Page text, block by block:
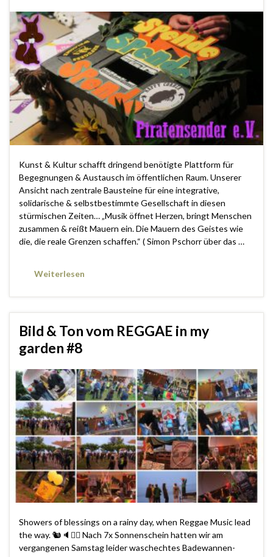
Kunst & Kultur schafft dringend benötigte Plattform für
Begegnungen & Austausch im öffentlichen Raum. Unserer
Ansicht nach zentrale Bausteine für eine integrative,
solidarische & selbstbestimmte Gesellschaft in diesen
stürmischen Zeiten… „Musik öffnet Herzen, bringt Menschen
zusammen & reißt Mauern ein. Die Mauern des Geistes wie
die, die reale Grenzen schaffen.“ ( Simon Pschorr über das …
Weiterlesen
Bild & Ton vom REGGAE in my
garden #8
Showers of blessings on a rainy day, when Reggae Music lead
the way. 🐿️🔈🏴‍☠️ Nach 7x Sonnenschein hatten wir am
vergangenen Samstag leider waschechtes Badewannen-